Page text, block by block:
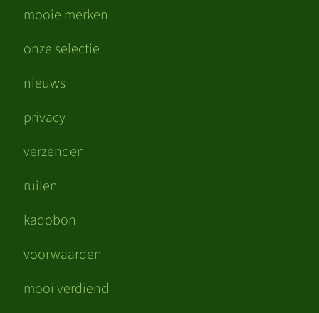
mooie merken
onze selectie
nieuws
privacy
verzenden
ruilen
kadobon
voorwaarden
mooi verdiend